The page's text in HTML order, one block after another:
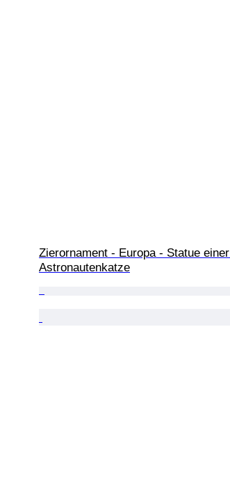
Zierornament - Europa - Statue einer
Astronautenkatze